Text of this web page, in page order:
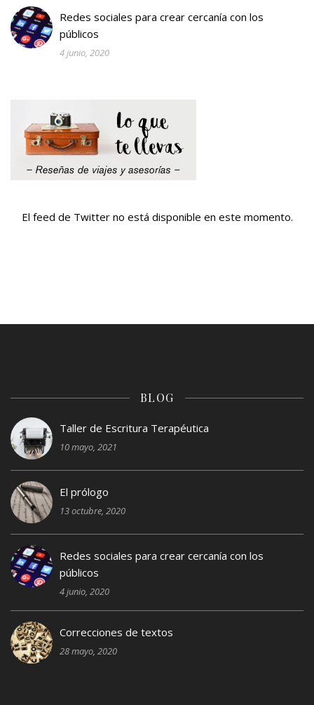
Redes sociales para crear cercanía con los
públicos
4 junio, 2020
El feed de Twitter no está disponible en este momento.
BLOG
Taller de Escritura Terapéutica
10 mayo, 2021
El prólogo
13 octubre, 2020
Redes sociales para crear cercanía con los
públicos
4 junio, 2020
Correcciones de textos
28 mayo, 2020